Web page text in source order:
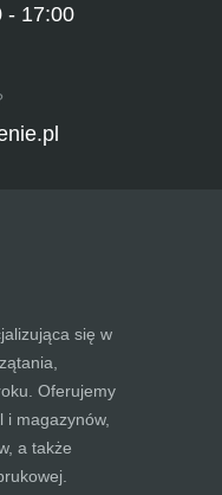
- 17:00
się w
Oferujemy
i magazynów,
a także